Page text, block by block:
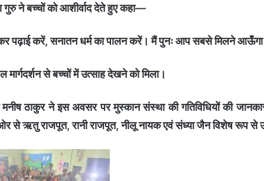
गुरु ने बच्चों को आशीर्वाद देते हुए कहा—
पढ़ाई करें, सनातन धर्म का पालन करें। मैं पुनः आप सबसे मिलने
से बच्चों में उत्साह देखने को मिला।
ठाकुर ने इस अवसर पर मुस्कान संस्था की गतिविधियों की
से ऋतु राजपूत, रानी राजपूत, नीलू नायक एवं संध्या जैन विशेष रूप से